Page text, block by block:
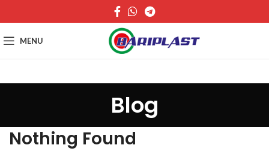
MENU
Blog
Nothing Found